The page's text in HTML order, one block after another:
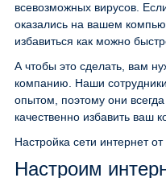
всевозможных вирусов.
оказались на вашем
избавиться как можно
А чтобы это сделать, вам
компанию. Наши
опытом, поэтому они
качественно избавить ваш
Настройка сети интернет от
Настроим